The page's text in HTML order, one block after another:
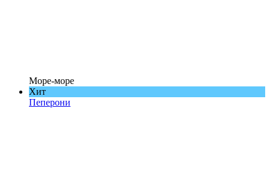
Море-море
Хит
Пеперони